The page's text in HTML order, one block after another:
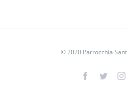
© 2020 Parrocchia
Facebook
Twitter